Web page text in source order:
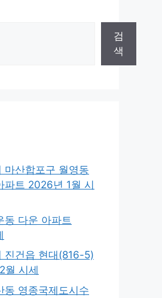
검
색
마산합포구 월영동
파트 2026년 1월 시
동 다운 아파트
진건읍 현대(816-5)
월 시세
동 영종국제도시수